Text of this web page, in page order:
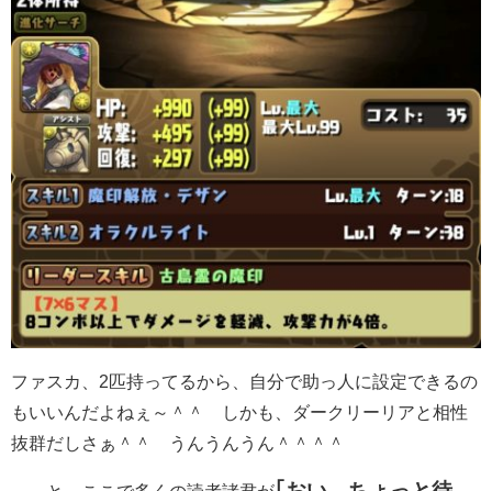
ファスカ、2匹持ってるから、自分で助っ人に設定できるの
もいいんだよねぇ～＾＾ しかも、ダークリーリアと相性
抜群だしさぁ＾＾ うんうんうん＾＾＾＾